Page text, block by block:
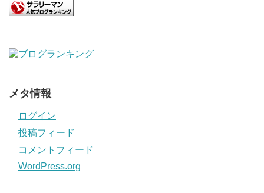
メタ情報
ログイン
投稿フィード
コメントフィード
WordPress.org